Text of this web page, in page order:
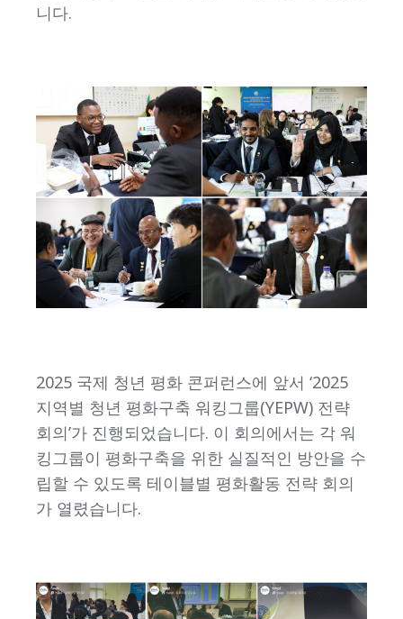
니다.
2025 국제 청년 평화 콘퍼런스에 앞서 ‘2025
지역별 청년 평화구축 워킹그룹(YEPW) 전략
회의’가 진행되었습니다. 이 회의에서는 각 워
킹그룹이 평화구축을 위한 실질적인 방안을 수
립할 수 있도록 테이블별 평화활동 전략 회의
가 열렸습니다.